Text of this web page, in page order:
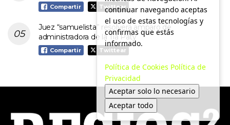
Compartir Twittear
Juez “samuelista” resolverá amparo de
administradora de la Tía Paty
Compartir Twittear
continuar navegando aceptas
el uso de estas tecnologías y
confirmas que estás
informado.
Política de Cookies Política de
Privacidad
Aceptar solo lo necesario
Aceptar todo